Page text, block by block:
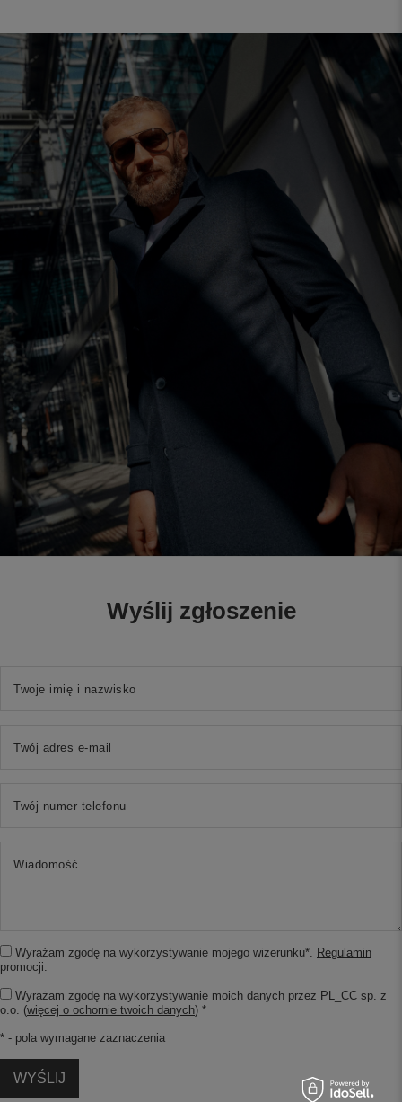
Wyślij zgłoszenie
Twoje imię i nazwisko
Twój adres e-mail
Twój numer telefonu
Wiadomość
Wyrażam zgodę na wykorzystywanie mojego wizerunku*. Regulamin
promocji.
Wyrażam zgodę na wykorzystywanie moich danych przez PL_CC sp. z
o.o. (więcej o ochornie twoich danych) *
* - pola wymagane zaznaczenia
WYŚLIJ